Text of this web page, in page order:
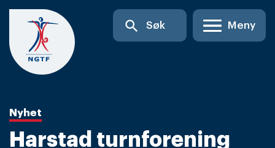
Skip
content
search Søk Meny
Nyhet
Harstad turnforening